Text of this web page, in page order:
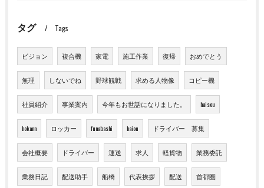
タグ Tags
ビジョン 複合機 家電 施工作業 復帰 おめでとう
無理 しないでね 野球観戦 求める人物像 コピー機
社員紹介 事業案内 今年もお世話になりました。 haisou
hokann ロッカー funabashi haiou ドライバー 募集
会社概要 ドライバー 運送 求人 軽貨物 業務委託
業務日記 配送助手 船橋 代表挨拶 配送 首都圏